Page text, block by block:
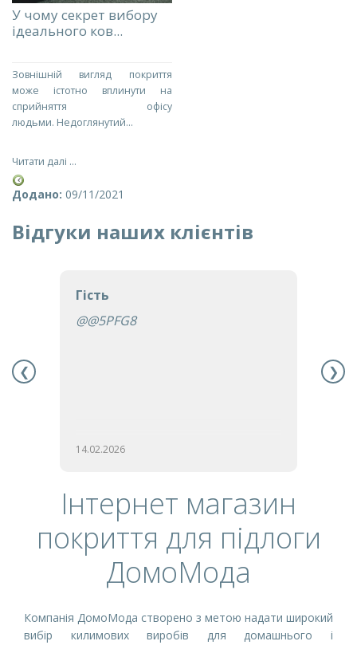
У чому секрет вибору
ідеального ков...
Зовнішній вигляд покриття
може істотно вплинути на
сприйняття офісу
людьми. Недоглянутий...
Читати далі ...
Додано: 09/11/2021
Відгуки наших клієнтів
Гість
@@5PFG8
14.02.2026
❮ ❯
Інтернет магазин
покриття для підлоги
ДомоМода
Компанія ДомоМода створено з метою надати широкий
вибір килимових виробів для домашнього і